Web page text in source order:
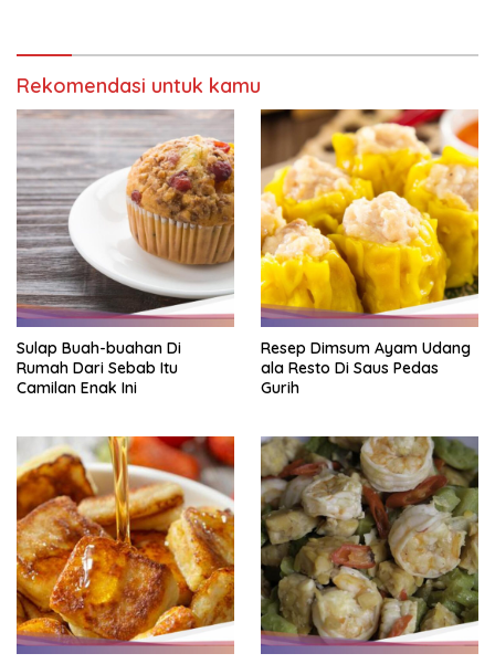
Rekomendasi untuk kamu
Sulap Buah-buahan Di
Rumah Dari Sebab Itu
Camilan Enak Ini
Resep Dimsum Ayam Udang
ala Resto Di Saus Pedas
Gurih